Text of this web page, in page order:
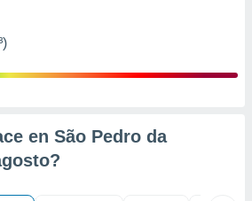
en São Pedro da
?